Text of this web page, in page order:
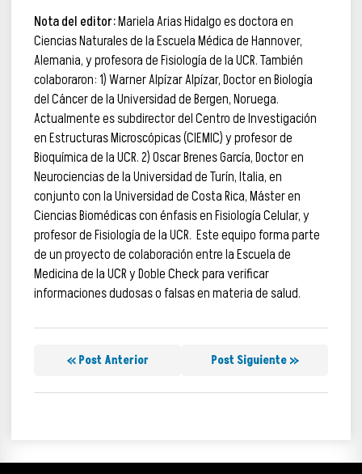
Nota del editor:Mariela Arias Hidalgo es doctora en
Ciencias Naturales de la Escuela Médica de Hannover,
Alemania, y profesora de Fisiología de la UCR. También
colaboraron: 1) Warner Alpízar Alpízar, Doctor en Biología
del Cáncer de la Universidad de Bergen, Noruega.
Actualmente es subdirector del Centro de Investigación
en Estructuras Microscópicas (CIEMIC) y profesor de
Bioquímica de la UCR. 2) Oscar Brenes García, Doctor en
Neurociencias de la Universidad de Turín, Italia, en
conjunto con la Universidad de Costa Rica, Máster en
Ciencias Biomédicas con énfasis en Fisiología Celular, y
profesor de Fisiología de la UCR. Este equipo forma parte
de un proyecto de colaboración entre la Escuela de
Medicina de la UCR y Doble Check para verificar
informaciones dudosas o falsas en materia de salud.
« Post Anterior Post Siguiente »